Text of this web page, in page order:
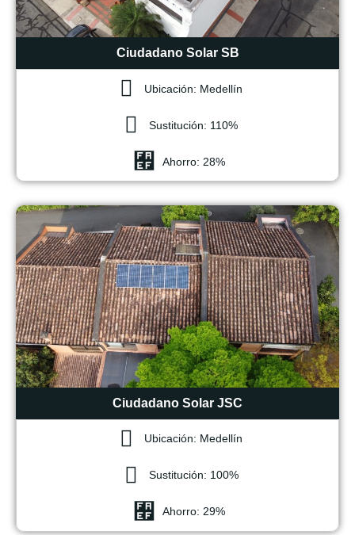
Ciudadano Solar SB
Ubicación: Medellín
Sustitución: 110%
Ahorro: 28%
Ciudadano Solar JSC
Ubicación: Medellín
Sustitución: 100%
Ahorro: 29%